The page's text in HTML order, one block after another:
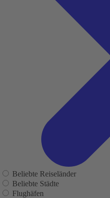
Beliebte Reiseländer
Beliebte Städte
Flughäfen